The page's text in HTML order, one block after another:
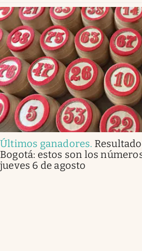
Últimos ganadores.
Bogotá: estos son los
jueves 6 de agosto